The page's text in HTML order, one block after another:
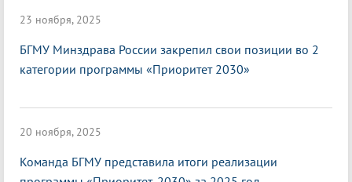
23 ноября, 2025
БГМУ Минздрава России закрепил свои позиции во 2
категории программы «Приоритет 2030»
20 ноября, 2025
Команда БГМУ представила итоги реализации